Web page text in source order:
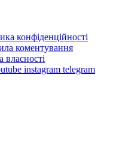
конфіденційності
коментування
власності
instagram telegram